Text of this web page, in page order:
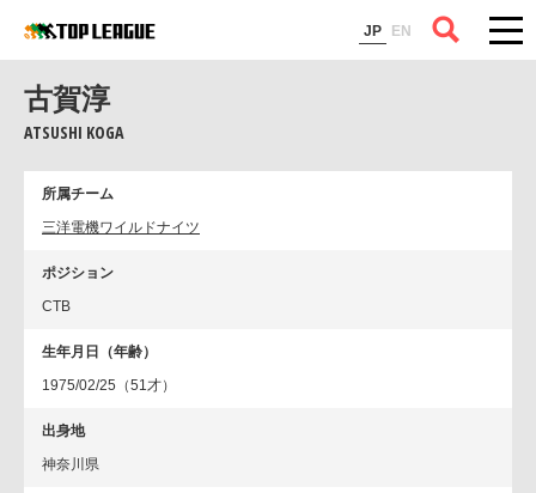
JP EN
コラム
古賀淳
ATSUSHI KOGA
所属チーム
三洋電機ワイルドナイツ
ポジション
CTB
生年月日（年齢）
1975/02/25（51才）
出身地
神奈川県